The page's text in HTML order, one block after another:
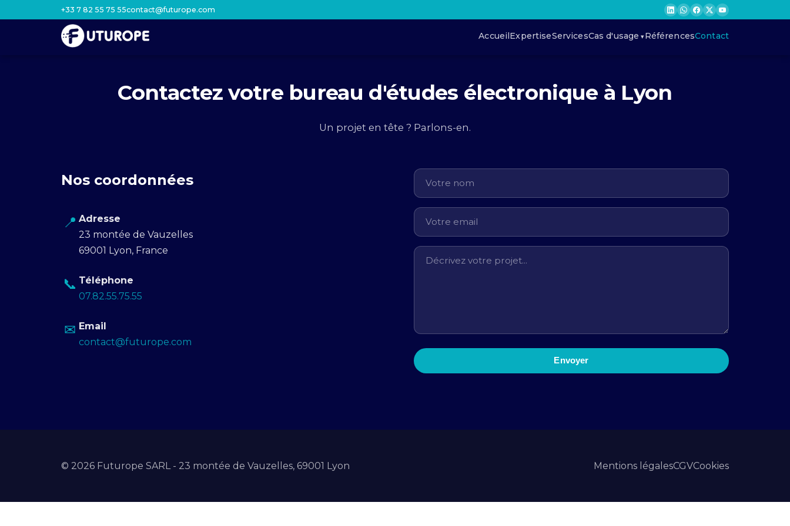
+33 7 82 55 75 55contact@futurope.com
AccueilExpertiseServicesCas d'usage RéférencesContact
Contactez votre bureau d'études électronique à Lyon
Un projet en tête ? Parlons-en.
Nos coordonnées
📍 Adresse
23 montée de Vauzelles
69001 Lyon, France
📞 Téléphone
07.82.55.75.55
✉ Email
contact@futurope.com
Envoyer
© 2026 Futurope SARL - 23 montée de Vauzelles, 69001 Lyon Mentions légalesCGVCookies